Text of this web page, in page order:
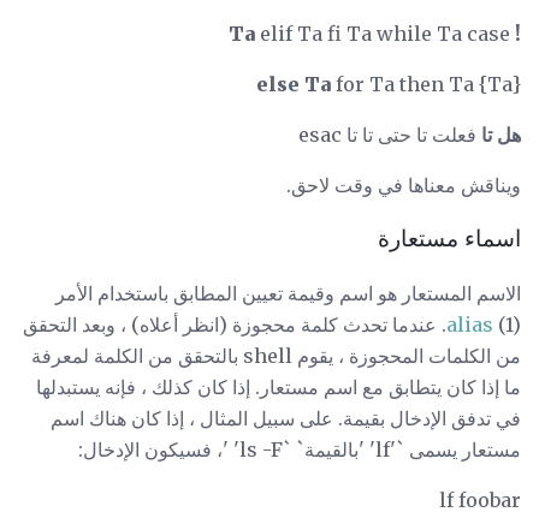
!
Ta elif Ta fi Ta while Ta case
else Ta for Ta then Ta {Ta}
هل تا فعلت تا حتى تا تا esac
ويناقش معناها في وقت لاحق.
اسماء مستعارة
الاسم المستعار هو اسم وقيمة تعيين المطابق باستخدام الأمر
alias(1). عندما تحدث كلمة محجوزة (انظر أعلاه) ، وبعد التحقق
من الكلمات المحجوزة ، يقوم shell بالتحقق من الكلمة لمعرفة
ما إذا كان يتطابق مع اسم مستعار. إذا كان كذلك ، فإنه يستبدلها
في تدفق الإدخال بقيمة. على سبيل المثال ، إذا كان هناك اسم
مستعار يسمى `'lf' 'بالقيمة` `ls -F' '، فسيكون الإدخال:
lf foobar